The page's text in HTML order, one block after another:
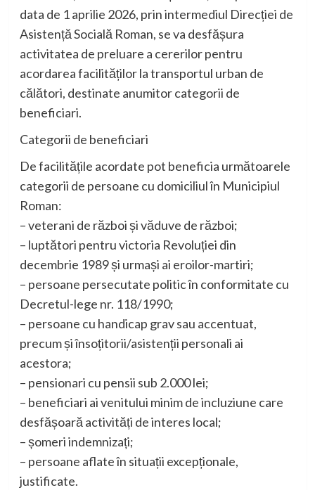
data de 1 aprilie 2026, prin intermediul Direcției de
Asistență Socială Roman, se va desfășura
activitatea de preluare a cererilor pentru
acordarea facilităților la transportul urban de
călători, destinate anumitor categorii de
beneficiari.
Categorii de beneficiari
De facilitățile acordate pot beneficia următoarele
categorii de persoane cu domiciliul în Municipiul
Roman:
– veterani de război și văduve de război;
– luptători pentru victoria Revoluției din
decembrie 1989 și urmași ai eroilor-martiri;
– persoane persecutate politic în conformitate cu
Decretul-lege nr. 118/1990;
– persoane cu handicap grav sau accentuat,
precum și însoțitorii/asistenții personali ai
acestora;
– pensionari cu pensii sub 2.000 lei;
– beneficiari ai venitului minim de incluziune care
desfășoară activități de interes local;
– șomeri indemnizați;
– persoane aflate în situații excepționale,
justificate.